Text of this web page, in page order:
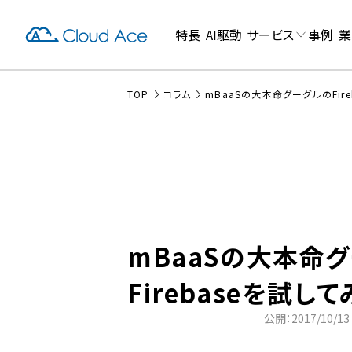
特長 AI駆動 サービス 事例
TOP コラム mBaaSの大本命グーグルの
mBaaSの大本命
Firebaseを試して
公開：2017/10/13